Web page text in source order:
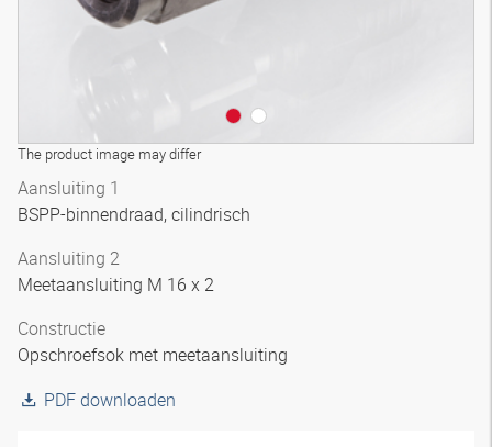
The product image may differ
Aansluiting 1
BSPP-binnendraad, cilindrisch
Aansluiting 2
Meetaansluiting M 16 x 2
Constructie
Opschroefsok met meetaansluiting
PDF downloaden